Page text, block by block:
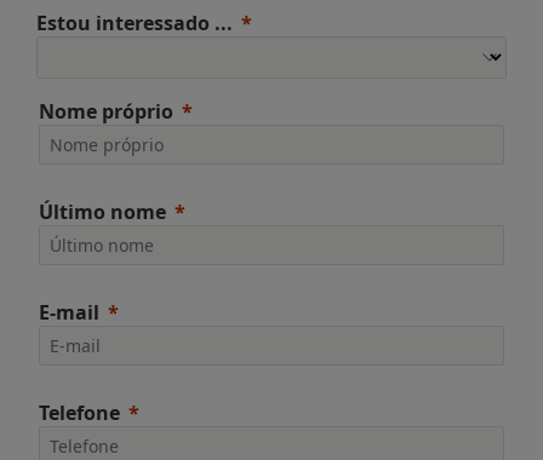
Estou interessado ...
Nome próprio
Último nome
E-mail
Telefone